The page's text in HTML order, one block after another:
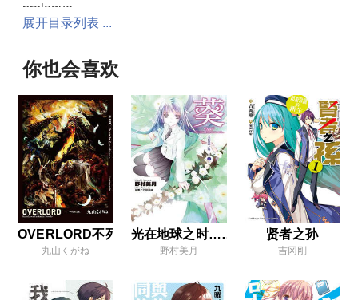
prologue
第二章 旅程
第三章 森林贤王
第四章 致命双剑
EPILOGUE
后记
插图
第三卷 鲜血的战争少女
第一章 捕食者集团
展开目录列表 ...
你也会喜欢
OVERLORD不死者之王
丸山くがね
光在地球之时……
野村美月
贤者之孙
吉冈刚